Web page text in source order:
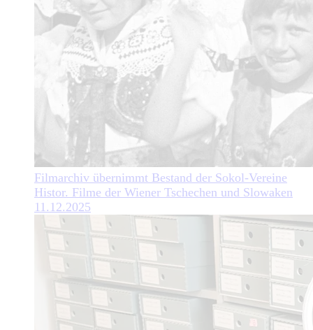
Filmarchiv übernimmt Bestand der Sokol-Vereine
Histor. Filme der Wiener Tschechen und Slowaken
11.12.2025